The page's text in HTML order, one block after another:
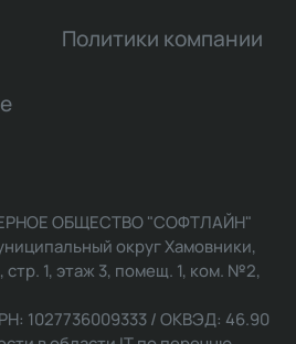
Политики компании
ОБЩЕСТВО "СОФТЛАЙН"
округ Хамовники,
стр. 1, этаж 3, помещ. 1, ком. №2,
1027736009333 / ОКВЭД: 46.90